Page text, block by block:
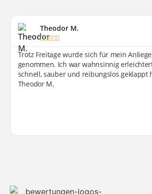
Theodor M.
  
Trotz Freitage wurde sich für mein
genommen. Ich war wahnsinnig
schnell, sauber und reibungslos geklappt
Theodor M.